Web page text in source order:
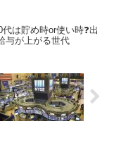
は貯め時or使い時❓出
与が上がる世代